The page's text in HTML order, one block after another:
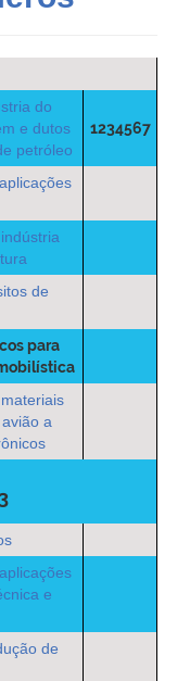
do
e dutos
petróleo
1234567
de
para
a
e
de